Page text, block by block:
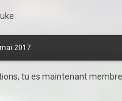
2017
tu es maintenant